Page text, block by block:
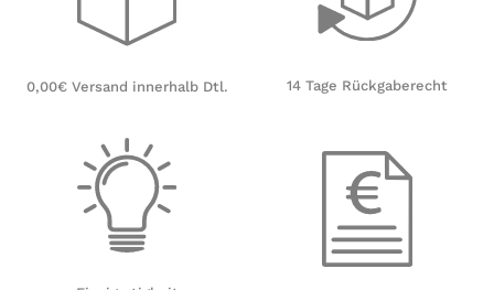
0,00€ Versand innerhalb Dtl. 14 Tage Rückgaberecht